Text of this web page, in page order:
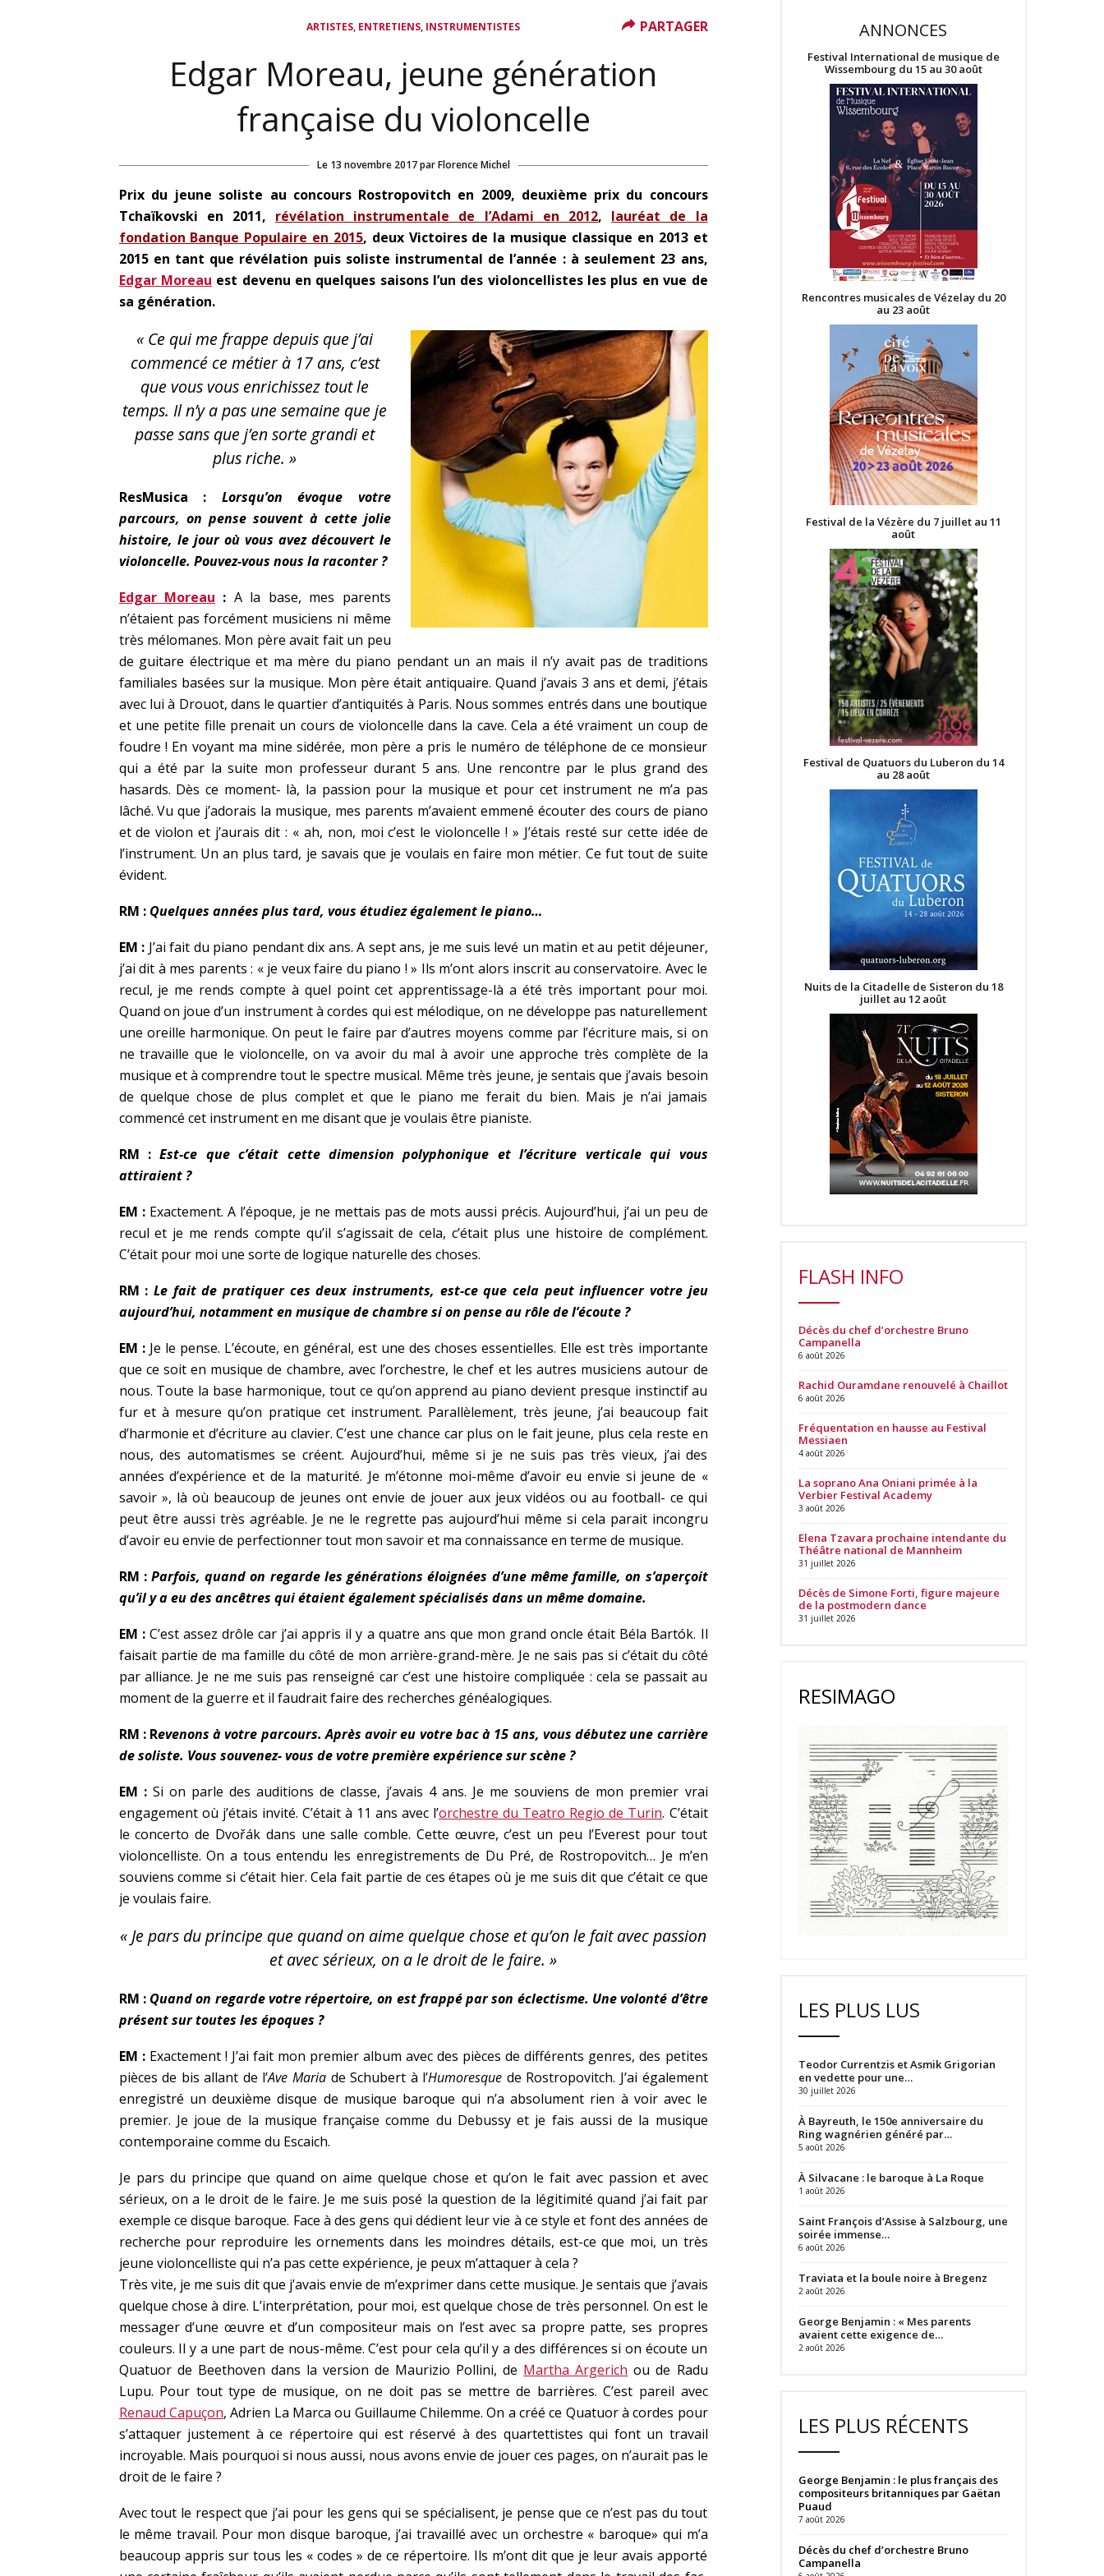
ARTISTES, ENTRETIENS, INSTRUMENTISTES
Edgar Moreau, jeune génération
française du violoncelle
Le 13 novembre 2017 par Florence Michel
Prix du jeune soliste au concours Rostropovitch en 2009, deuxième prix du concours
Tchaïkovski en 2011, révélation instrumentale de l’Adami en 2012, lauréat de la
fondation Banque Populaire en 2015, deux Victoires de la musique classique en 2013 et
2015 en tant que révélation puis soliste instrumental de l’année : à seulement 23 ans,
Edgar Moreau est devenu en quelques saisons l’un des violoncellistes les plus en vue de
sa génération.
« Ce qui me frappe depuis que j’ai
commencé ce métier à 17 ans, c’est
que vous vous enrichissez tout le
temps. Il n’y a pas une semaine que je
passe sans que j’en sorte grandi et
plus riche. »
ResMusica : Lorsqu’on évoque votre
parcours, on pense souvent à cette jolie
histoire, le jour où vous avez découvert le
violoncelle. Pouvez-vous nous la raconter ?
Edgar Moreau : A la base, mes parents
n’étaient pas forcément musiciens ni même
très mélomanes. Mon père avait fait un peu
de guitare électrique et ma mère du piano pendant un an mais il n’y avait pas de traditions
familiales basées sur la musique. Mon père était antiquaire. Quand j’avais 3 ans et demi, j’étais
avec lui à Drouot, dans le quartier d’antiquités à Paris. Nous sommes entrés dans une boutique
et une petite fille prenait un cours de violoncelle dans la cave. Cela a été vraiment un coup de
foudre ! En voyant ma mine sidérée, mon père a pris le numéro de téléphone de ce monsieur
qui a été par la suite mon professeur durant 5 ans. Une rencontre par le plus grand des
hasards. Dès ce moment- là, la passion pour la musique et pour cet instrument ne m’a pas
lâché. Vu que j’adorais la musique, mes parents m’avaient emmené écouter des cours de piano
et de violon et j’aurais dit : « ah, non, moi c’est le violoncelle ! » J’étais resté sur cette idée de
l’instrument. Un an plus tard, je savais que je voulais en faire mon métier. Ce fut tout de suite
évident.
RM : Quelques années plus tard, vous étudiez également le piano…
EM : J’ai fait du piano pendant dix ans. A sept ans, je me suis levé un matin et au petit déjeuner,
j’ai dit à mes parents : « je veux faire du piano ! » Ils m’ont alors inscrit au conservatoire. Avec le
recul, je me rends compte à quel point cet apprentissage-là a été très important pour moi.
Quand on joue d’un instrument à cordes qui est mélodique, on ne développe pas naturellement
une oreille harmonique. On peut le faire par d’autres moyens comme par l’écriture mais, si on
ne travaille que le violoncelle, on va avoir du mal à avoir une approche très complète de la
musique et à comprendre tout le spectre musical. Même très jeune, je sentais que j’avais besoin
de quelque chose de plus complet et que le piano me ferait du bien. Mais je n’ai jamais
commencé cet instrument en me disant que je voulais être pianiste.
RM :Est-ce que c’était cette dimension polyphonique et l’écriture verticale qui vous
attiraient ?
EM :Exactement. A l’époque, je ne mettais pas de mots aussi précis. Aujourd’hui, j’ai un peu de
recul et je me rends compte qu’il s’agissait de cela, c’était plus une histoire de complément.
C’était pour moi une sorte de logique naturelle des choses.
RM : Le fait de pratiquer ces deux instruments, est-ce que cela peut influencer votre jeu
aujourd’hui, notamment en musique de chambre si on pense au rôle de l’écoute ?
EM :Je le pense. L’écoute, en général, est une des choses essentielles. Elle est très importante
que ce soit en musique de chambre, avec l’orchestre, le chef et les autres musiciens autour de
nous. Toute la base harmonique, tout ce qu’on apprend au piano devient presque instinctif au
fur et à mesure qu’on pratique cet instrument. Parallèlement, très jeune, j’ai beaucoup fait
d’harmonie et d’écriture au clavier. C’est une chance car plus on le fait jeune, plus cela reste en
nous, des automatismes se créent. Aujourd’hui, même si je ne suis pas très vieux, j’ai des
années d’expérience et de la maturité. Je m’étonne moi-même d’avoir eu envie si jeune de «
savoir », là où beaucoup de jeunes ont envie de jouer aux jeux vidéos ou au football- ce qui
peut être aussi très agréable. Je ne le regrette pas aujourd’hui même si cela parait incongru
d’avoir eu envie de perfectionner tout mon savoir et ma connaissance en terme de musique.
RM : Parfois, quand on regarde les générations éloignées d’une même famille, on s’aperçoit
qu’il y a eu des ancêtres qui étaient également spécialisés dans un même domaine.
EM :C’est assez drôle car j’ai appris il y a quatre ans que mon grand oncle était Béla Bartók. Il
faisait partie de ma famille du côté de mon arrière-grand-mère. Je ne sais pas si c’était du côté
par alliance. Je ne me suis pas renseigné car c’est une histoire compliquée : cela se passait au
moment de la guerre et il faudrait faire des recherches généalogiques.
RM : Revenons à votre parcours. Après avoir eu votre bac à 15 ans, vous débutez une carrière
de soliste. Vous souvenez- vous de votre première expérience sur scène ?
EM : Si on parle des auditions de classe, j’avais 4 ans. Je me souviens de mon premier vrai
engagement où j’étais invité. C’était à 11 ans avec l’orchestre du Teatro Regio de Turin. C’était
le concerto de Dvořák dans une salle comble. Cette œuvre, c’est un peu l’Everest pour tout
violoncelliste. On a tous entendu les enregistrements de Du Pré, de Rostropovitch… Je m’en
souviens comme si c’était hier. Cela fait partie de ces étapes où je me suis dit que c’était ce que
je voulais faire.
« Je pars du principe que quand on aime quelque chose et qu’on le fait avec passion
et avec sérieux, on a le droit de le faire. »
RM : Quand on regarde votre répertoire, on est frappé par son éclectisme. Une volonté d’être
présent sur toutes les époques ?
EM :Exactement ! J’ai fait mon premier album avec des pièces de différents genres, des petites
pièces de bis allant de l’Ave Mariade Schubert à l’Humoresque de Rostropovitch. J’ai également
enregistré un deuxième disque de musique baroque qui n’a absolument rien à voir avec le
premier. Je joue de la musique française comme du Debussy et je fais aussi de la musique
contemporaine comme du Escaich.
Je pars du principe que quand on aime quelque chose et qu’on le fait avec passion et avec
sérieux, on a le droit de le faire. Je me suis posé la question de la légitimité quand j’ai fait par
exemple ce disque baroque. Face à des gens qui dédient leur vie à ce style et font des années de
recherche pour reproduire les ornements dans les moindres détails, est-ce que moi, un très
jeune violoncelliste qui n’a pas cette expérience, je peux m’attaquer à cela ?
Très vite, je me suis dit que j’avais envie de m’exprimer dans cette musique. Je sentais que j’avais
quelque chose à dire. L’interprétation, pour moi, est quelque chose de très personnel. On est le
messager d’une œuvre et d’un compositeur mais on l’est avec sa propre patte, ses propres
couleurs. Il y a une part de nous-même. C’est pour cela qu’il y a des différences si on écoute un
Quatuor de Beethoven dans la version de Maurizio Pollini, de Martha Argerich ou de Radu
Lupu. Pour tout type de musique, on ne doit pas se mettre de barrières. C’est pareil avec
Renaud Capuçon, Adrien La Marca ou Guillaume Chilemme. On a créé ce Quatuor à cordes pour
s’attaquer justement à ce répertoire qui est réservé à des quartettistes qui font un travail
incroyable. Mais pourquoi si nous aussi, nous avons envie de jouer ces pages, on n’aurait pas le
droit de le faire ?
Avec tout le respect que j’ai pour les gens qui se spécialisent, je pense que ce n’est pas du tout
le même travail. Pour mon disque baroque, j’ai travaillé avec un orchestre « baroque» qui m’a
beaucoup appris sur tous les « codes » de ce répertoire. Ils m’ont dit que je leur avais apporté
PARTAGER ANNONCES
Festival International de musique de
Wissembourg du 15 au 30 août
Rencontres musicales de Vézelay du 20
au 23 août
Festival de la Vézère du 7 juillet au 11
août
Festival de Quatuors du Luberon du 14
au 28 août
Nuits de la Citadelle de Sisteron du 18
juillet au 12 août
FLASH INFO
Décès du chef d’orchestre Bruno
Campanella
6 août 2026
Rachid Ouramdane renouvelé à Chaillot
6 août 2026
Fréquentation en hausse au Festival
Messiaen
4 août 2026
La soprano Ana Oniani primée à la
Verbier Festival Academy
3 août 2026
Elena Tzavara prochaine intendante du
Théâtre national de Mannheim
31 juillet 2026
Décès de Simone Forti, figure majeure
de la postmodern dance
31 juillet 2026
RESIMAGO
LES PLUS LUS
Teodor Currentzis et Asmik Grigorian
en vedette pour une…
30 juillet 2026
À Bayreuth, le 150e anniversaire du
Ring wagnérien généré par…
5 août 2026
À Silvacane : le baroque à La Roque
1 août 2026
Saint François d’Assise à Salzbourg, une
soirée immense…
6 août 2026
Traviata et la boule noire à Bregenz
2 août 2026
George Benjamin : « Mes parents
avaient cette exigence de…
2 août 2026
LES PLUS RÉCENTS
George Benjamin : le plus français des
compositeurs britanniques par Gaëtan
Puaud
7 août 2026
Décès du chef d’orchestre Bruno
Campanella